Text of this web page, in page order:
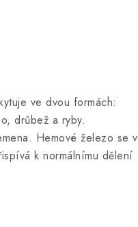
ve dvou formách:
drůbež a ryby.
Hemové železo se v
k normálnímu dělení